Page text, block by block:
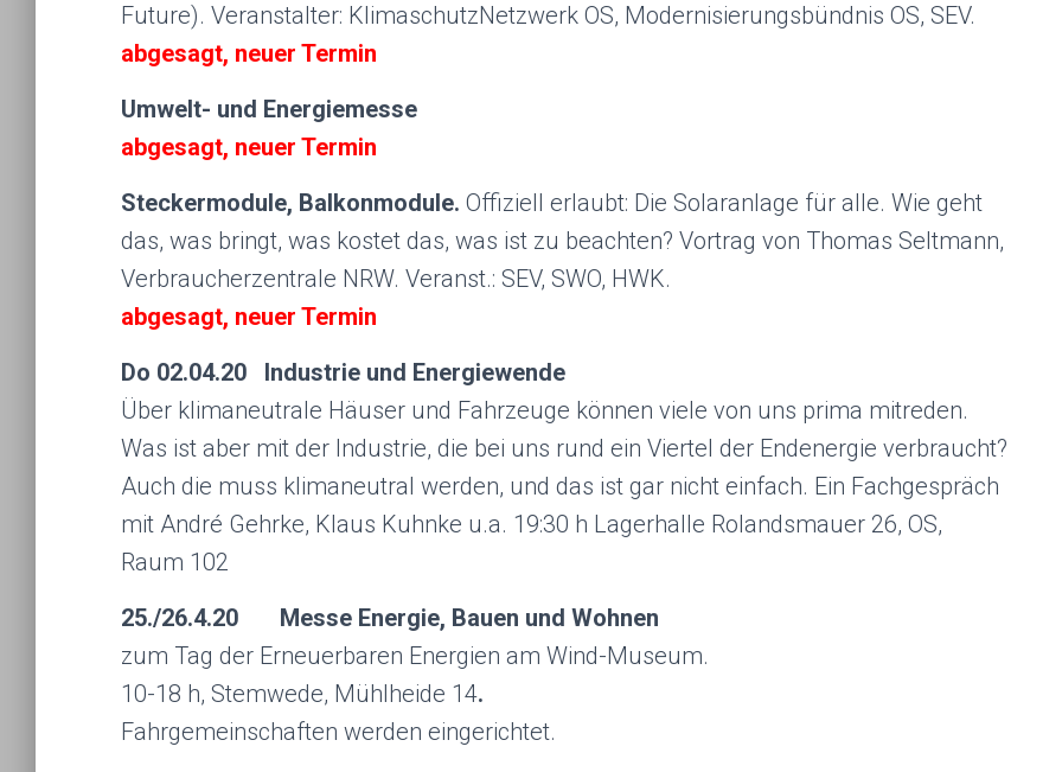
Future). Veranstalter: KlimaschutzNetzwerk OS, Modernisierungsbündnis OS, SEV.
abgesagt, neuer Termin
Umwelt- und Energiemesse
abgesagt, neuer Termin
Steckermodule, Balkonmodule. Offiziell erlaubt: Die Solaranlage für alle. Wie geht
das, was bringt, was kostet das, was ist zu beachten? Vortrag von Thomas Seltmann,
Verbraucherzentrale NRW. Veranst.: SEV, SWO, HWK.
abgesagt, neuer Termin
Do 02.04.20 Industrie und Energiewende
Über klimaneutrale Häuser und Fahrzeuge können viele von uns prima mitreden.
Was ist aber mit der Industrie, die bei uns rund ein Viertel der Endenergie verbraucht?
Auch die muss klimaneutral werden, und das ist gar nicht einfach. Ein Fachgespräch
mit André Gehrke, Klaus Kuhnke u.a. 19:30 h Lagerhalle Rolandsmauer 26, OS,
Raum 102
25./26.4.20 Messe Energie, Bauen und Wohnen
zum Tag der Erneuerbaren Energien am Wind-Museum.
10-18 h, Stemwede, Mühlheide 14.
Fahrgemeinschaften werden eingerichtet.